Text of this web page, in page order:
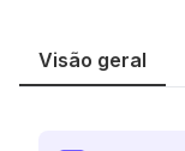
Visão geral